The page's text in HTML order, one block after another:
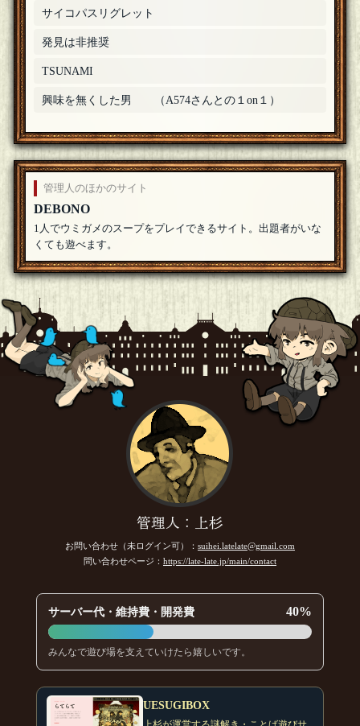
カブ2
参加します。[25年05月26日 17:22]
参加します
A574
ｵﾝﾓﾗｯ
参加します [25年05月26日 10:42] 1＋
サイコパスリグレット
発見は非推奨
TSUNAMI
興味を無くした男 （A574さんとの１on１）
管理人のほかのサイト
DEBONO
1人でウミガメのスープをプレイできるサイト。出題者がいな
くても遊べます。
管理人：上杉
お問い合わせ（未ログイン可）： suihei.latelate@gmail.com
問い合わせページ： https://late-late.jp/main/contact
サーバー代・維持費・開発費 40%
みんなで遊び場を支えていけたら嬉しいです。
UESUGIBOX